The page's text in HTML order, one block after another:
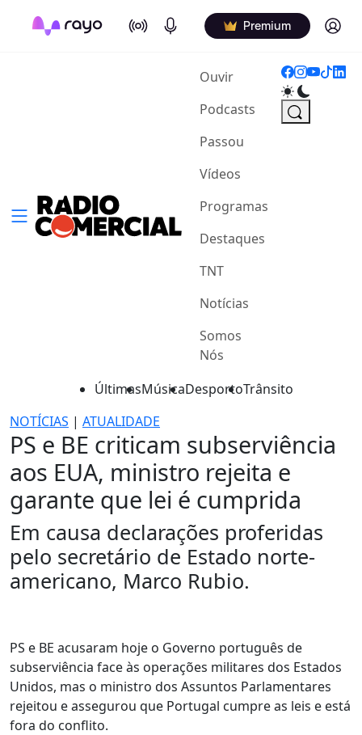
On Air Podcasts Premium Log in
Ouvir(current)
Podcasts
Passou
Vídeos
Programas
Destaques
TNT
Notícias
Somos
Nós
ÚltimasMúsicaDesportoTrânsito
NOTÍCIAS | ATUALIDADE
PS e BE criticam subserviência
aos EUA, ministro rejeita e
garante que lei é cumprida
Em causa declarações proferidas
pelo secretário de Estado norte-
americano, Marco Rubio.
PS e BE acusaram hoje o Governo português de
subserviência face às operações militares dos Estados
Unidos, mas o ministro dos Assuntos Parlamentares
rejeitou e assegurou que Portugal cumpre as leis e está
fora do conflito.